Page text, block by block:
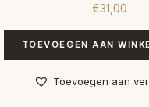
€31,00
TOEVOEGEN AAN
Toevoegen aan